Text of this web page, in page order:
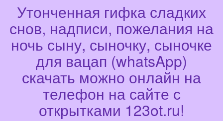
Утонченная гифка сладких
снов, надписи, пожелания на
ночь сыну, сыночку, сыночке
для вацап (whatsApp)
скачать можно онлайн на
телефон на сайте с
открытками 123ot.ru!